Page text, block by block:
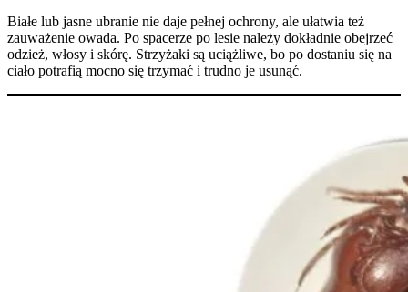
Białe lub jasne ubranie nie daje pełnej ochrony, ale ułatwia też
zauważenie owada. Po spacerze po lesie należy dokładnie obejrzeć
odzież, włosy i skórę. Strzyżaki są uciążliwe, bo po dostaniu się na
ciało potrafią mocno się trzymać i trudno je usunąć.